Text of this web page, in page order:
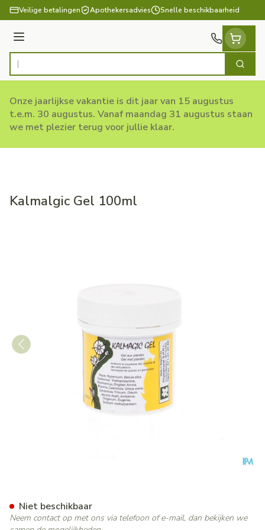
Ga naar de inhoud
Veilige betalingen Apothekersadvies Snelle beschikbaarheid
Menu
Product, merk, categorie... Zoek
Onze jaarlijkse vakantie is dit jaar van 15 augustus
t.e.m. 30 augustus. Vanaf maandag 31 augustus staan
we met plezier terug voor jullie klaar.
Kalmalgic Gel 100ml
Niet beschikbaar
Neem contact op met ons via telefoon of e-mail, dan bekijken we